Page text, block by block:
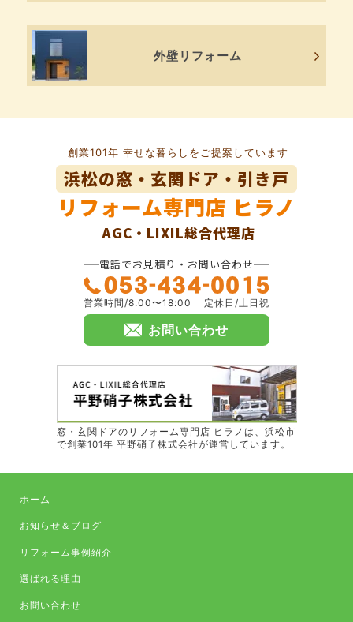
外壁リフォーム
創業101年 幸せな暮らしをご提案しています
浜松の窓・玄関ドア・引き戸
リフォーム専門店 ヒラノ
AGC・LIXIL総合代理店
電話でお見積り・お問い合わせ
営業時間/8:00〜18:00 定休日/土日祝
お問い合わせ
窓・玄関ドアのリフォーム専門店 ヒラノは、浜松市
で創業101年 平野硝子株式会社が運営しています。
ホーム
お知らせ＆ブログ
リフォーム事例紹介
選ばれる理由
お問い合わせ